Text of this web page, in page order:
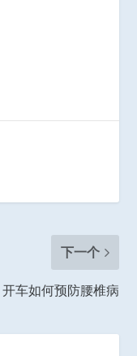
下一个
开车如何预防腰椎病